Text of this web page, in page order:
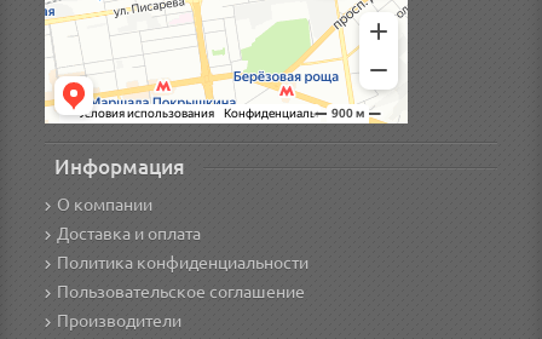
Информация
О компании
Доставка и оплата
Политика конфиденциальности
Пользовательское соглашение
Производители